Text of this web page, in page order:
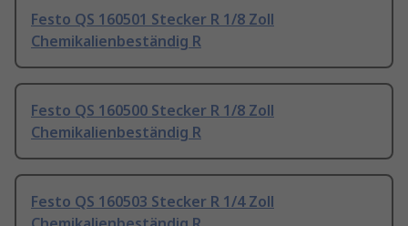
Festo QS 160501 Stecker R 1/8 Zoll
Chemikalienbeständig R
Festo QS 160500 Stecker R 1/8 Zoll
Chemikalienbeständig R
Festo QS 160503 Stecker R 1/4 Zoll